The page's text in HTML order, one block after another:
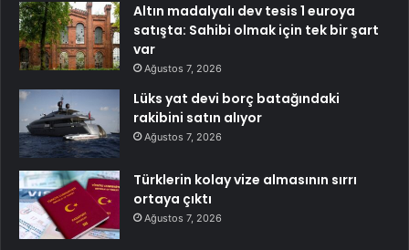
Altın madalyalı dev tesis 1 euroya
satışta: Sahibi olmak için tek bir şart
var
Ağustos 7, 2026
Lüks yat devi borç batağındaki
rakibini satın alıyor
Ağustos 7, 2026
Türklerin kolay vize almasının sırrı
ortaya çıktı
Ağustos 7, 2026